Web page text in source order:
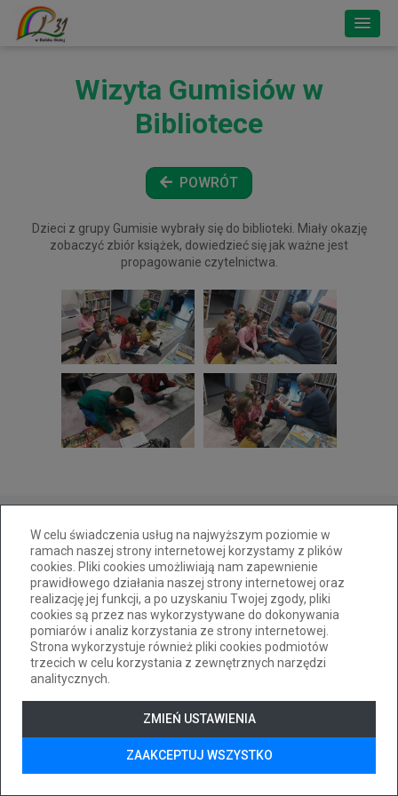
W celu świadczenia usług na najwyższym poziomie w
ramach naszej strony internetowej korzystamy z plików
cookies. Pliki cookies umożliwiają nam zapewnienie
prawidłowego działania naszej strony internetowej oraz
realizację jej funkcji, a po uzyskaniu Twojej zgody, pliki
cookies są przez nas wykorzystywane do dokonywania
pomiarów i analiz korzystania ze strony internetowej.
Strona wykorzystuje również pliki cookies podmiotów
trzecich w celu korzystania z zewnętrznych narzędzi
analitycznych.
ZMIEŃ USTAWIENIA
ZAAKCEPTUJ WSZYSTKO
Wizyta Gumisiów w
Bibliotece
POWRÓT
Dzieci z grupy Gumisie wybrały się do biblioteki. Miały okazję
zobaczyć zbiór książek, dowiedzieć się jak ważne jest
propagowanie czytelnictwa.
33 814 00 20
pm31@cuw.bielsko-biala.pl
ul. Pocztowa 24a 43-300 Bielsko-Biała
Deklaracja dostępności
Tryb wysokiego kontrastu
+
+++
© 2026WizjaNetWszystkie prawa zastrzeżone.